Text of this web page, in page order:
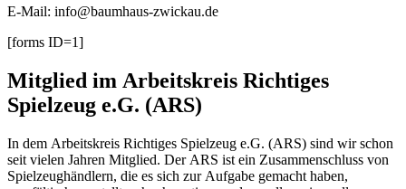
E-Mail: info@baumhaus-zwickau.de
[forms ID=1]
Mitglied im Arbeitskreis Richtiges
Spielzeug e.G. (ARS)
In dem Arbeitskreis Richtiges Spielzeug e.G. (ARS) sind wir schon
seit vielen Jahren Mitglied. Der ARS ist ein Zusammenschluss von
Spielzeughändlern, die es sich zur Aufgabe gemacht haben,